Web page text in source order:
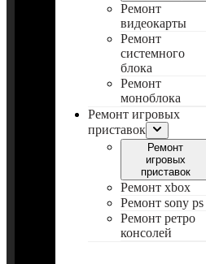
Ремонт
видеокарты
Ремонт
системного
блока
Ремонт
моноблока
Ремонт игровых
приставок
Ремонт
игровых
приставок
Ремонт xbox
Ремонт sony ps
Ремонт ретро
консолей